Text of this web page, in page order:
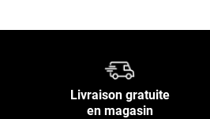
Livraison gratuite
en magasin